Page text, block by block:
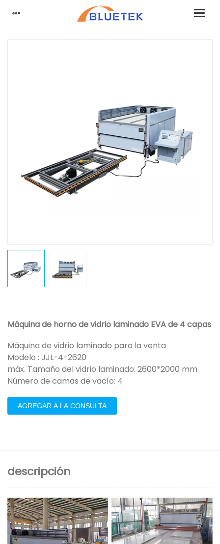
Máquina de horno de vidrio laminado EVA de 4 capas
Máquina de vidrio laminado para la venta
Modelo : JJL-4-2620
máx. Tamaño del vidrio laminado: 2600*2000 mm
Número de camas de vacío: 4
AGREGAR A LA CONSULTA
descripción